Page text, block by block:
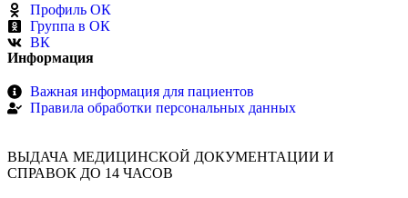
Профиль ОК
Группа в ОК
ВК
Информация
Важная информация для пациентов
Правила обработки персональных данных
ВЫДАЧА МЕДИЦИНСКОЙ ДОКУМЕНТАЦИИ И
СПРАВОК ДО 14 ЧАСОВ